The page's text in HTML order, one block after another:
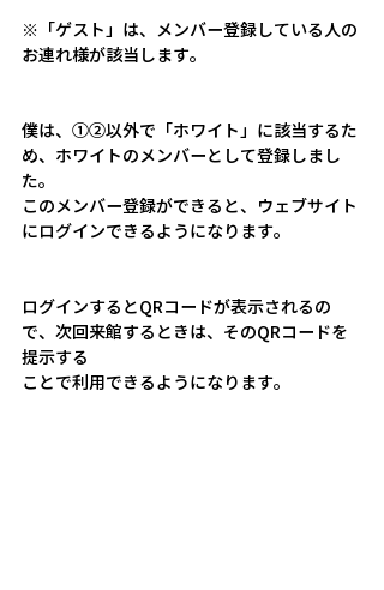
※「ゲスト」は、メンバー登録している人の
お連れ様が該当します。
僕は、①②以外で「ホワイト」に該当するた
め、ホワイトのメンバーとして登録しまし
た。
このメンバー登録ができると、ウェブサイト
にログインできるようになります。
ログインするとQRコードが表示されるの
で、次回来館するときは、そのQRコードを
提示する
ことで利用できるようになります。